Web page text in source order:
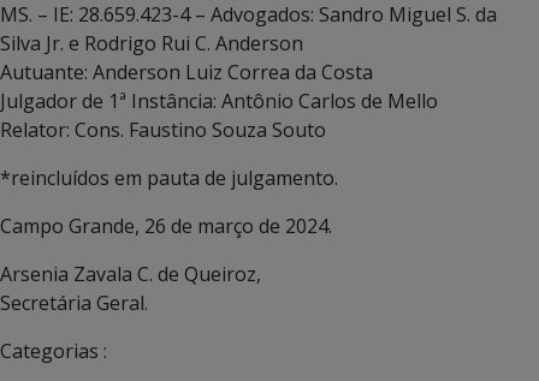
MS. – IE: 28.659.423-4 – Advogados: Sandro Miguel S. da
Silva Jr. e Rodrigo Rui C. Anderson
Autuante: Anderson Luiz Correa da Costa
Julgador de 1ª Instância: Antônio Carlos de Mello
Relator: Cons. Faustino Souza Souto
*reincluídos em pauta de julgamento.
Campo Grande, 26 de março de 2024.
Arsenia Zavala C. de Queiroz,
Secretária Geral.
Categorias :